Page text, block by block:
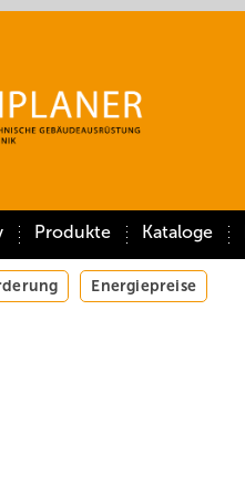
Produkte Kataloge
Energiepreise